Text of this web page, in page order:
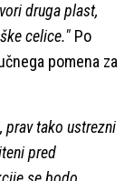
druga plast,
celice." Po
pomena za
tako ustrezni
pred